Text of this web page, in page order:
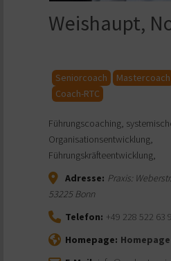
Weishaupt,
Seniorcoach Mastercoach
Coach-RTC
Führungscoaching,
Organisationsentwicklung,
Führungskräfteentwicklung,
Adresse: Praxis:
53225Bonn
Telefon: +49 228 522 63
Homepage: Homepage